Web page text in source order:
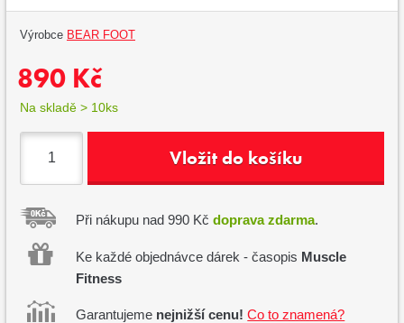
Výrobce BEAR FOOT
890 Kč
Na skladě > 10ks
Vložit do košíku
Při nákupu nad 990 Kčdoprava zdarma.
Ke každé objednávce dárek - časopis Muscle
Fitness
Garantujeme nejnižší cenu! Co to znamená?